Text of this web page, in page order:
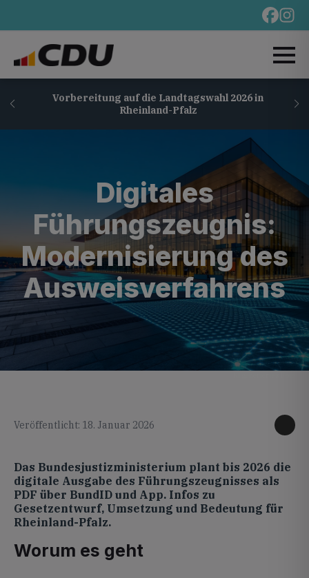
Vorbereitung auf die Landtagswahl 2026 in
Rheinland-Pfalz
Digitales
Führungszeugnis:
Modernisierung des
Ausweisverfahrens
Veröffentlicht: 18. Januar 2026
Das Bundesjustizministerium plant bis 2026 die
digitale Ausgabe des Führungszeugnisses als
PDF über BundID und App. Infos zu
Gesetzentwurf, Umsetzung und Bedeutung für
Rheinland-Pfalz.
Worum es geht